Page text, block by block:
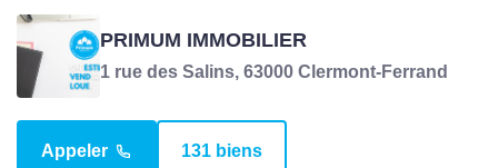
Surface terrasse
PRIMUM IMMOBILIER
1 rue des Salins, 63000 Clermont-Ferrand
Appeler 131 biens